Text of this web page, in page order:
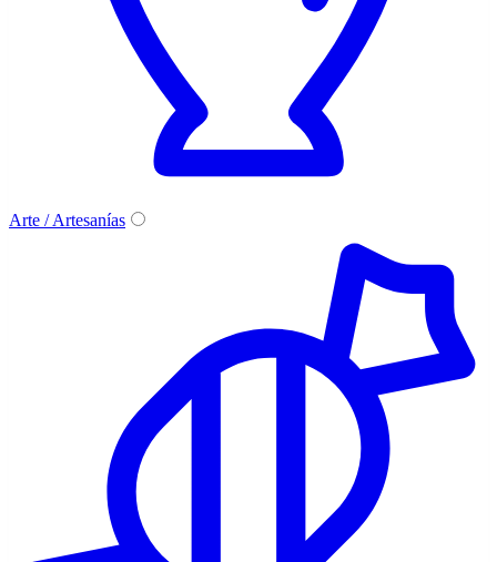
Arte / Artesanías